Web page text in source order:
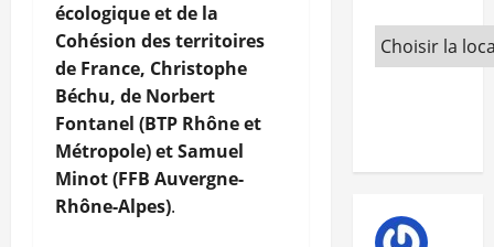
écologique et de la
Cohésion des territoires
de France, Christophe
Béchu, de Norbert
Fontanel (BTP Rhône et
Métropole) et Samuel
Minot (FFB Auvergne-
Rhône-Alpes).